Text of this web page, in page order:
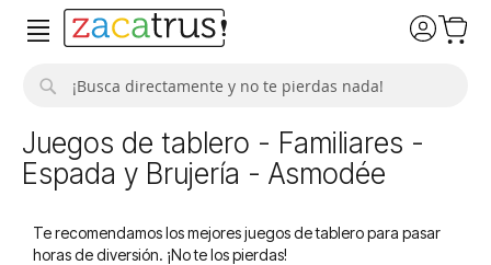
Juegos de tablero - Familiares -
Espada y Brujería - Asmodée
Te recomendamos los mejores juegos de tablero para pasar
horas de diversión. ¡No te los pierdas!